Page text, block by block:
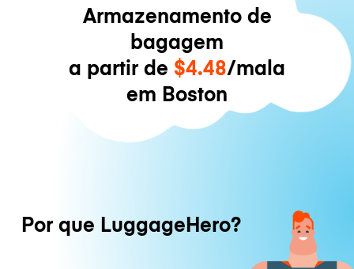
Armazenamento de
bagagem
a partir de $4.48/mala
em Boston
Por que LuggageHero?